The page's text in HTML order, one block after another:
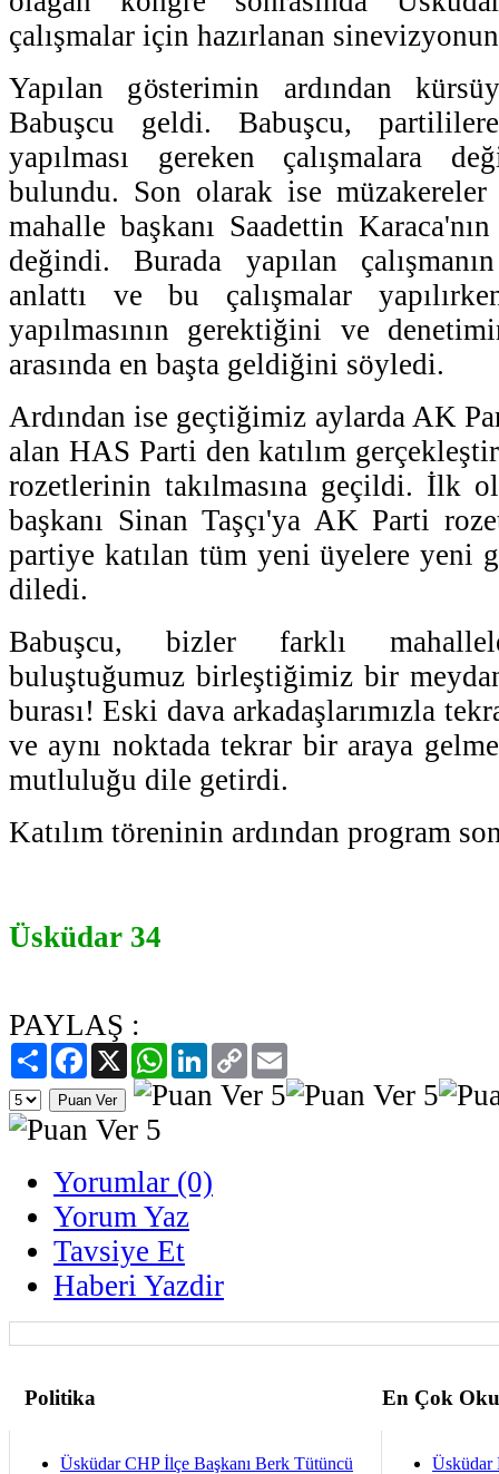
çalışmalar için hazırlanan
Yapılan gösterimin ardından
Babuşcu geldi. Babuşcu,
yapılması gereken çalışmalara
bulundu. Son olarak ise müzakereler
mahalle başkanı Saadettin
değindi. Burada yapılan
anlattı ve bu çalışmalar
yapılmasının gerektiğini ve
arasında en başta geldiğini söyledi.
Ardından ise geçtiğimiz aylarda AK
alan HAS Parti den katılım
rozetlerinin takılmasına geçildi. İlk
başkanı Sinan Taşçı'ya AK Parti
partiye katılan tüm yeni üyelere yeni
diledi.
Babuşcu, bizler farklı
buluştuğumuz birleştiğimiz bir
burası! Eski dava arkadaşlarımızla
ve aynı noktada tekrar bir araya
mutluluğu dile getirdi.
Katılım töreninin ardından program
Üsküdar 34
PAYLAŞ :
PaylaşFacebook
X WhatsAppLinkedIn
Copy
Link
Yorumlar (0)
Yorum Yaz
Tavsiye Et
Haberi Yazdir
Politika En Çok
Üsküdar CHP İlçe Başkanı Berk Tütüncü
Üsküdar